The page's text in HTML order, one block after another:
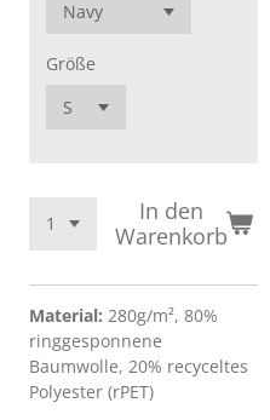
Größe
In den
Warenkorb
Material: 280g/m², 80%
ringgesponnene
Baumwolle, 20% recyceltes
Polyester (rPET)